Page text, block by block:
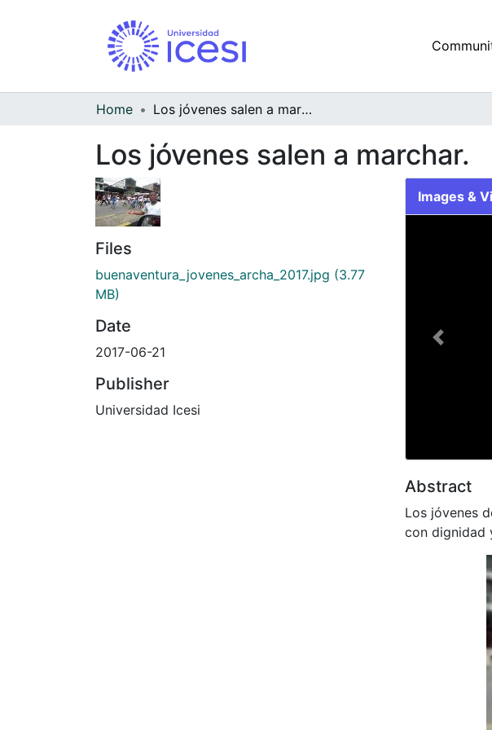
Home Los jóvenes salen a marchar.
Los jóvenes salen a marchar.
Files
buenaventura_jovenes_archa_2017.jpg (3.77
MB)
Date
2017-06-21
Publisher
Universidad Icesi
Images &
Previous
Abstract
Los jóvenes
con dignidad